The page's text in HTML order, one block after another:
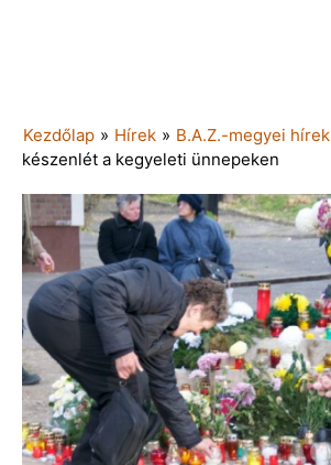
Kezdőlap » Hírek » B.A.Z.-megyei hírek
készenlét a kegyeleti ünnepeken